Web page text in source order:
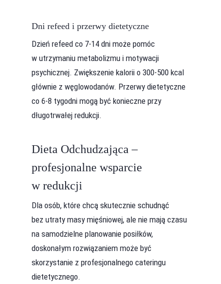
Dni refeed i przerwy dietetyczne
Dzień refeed co 7-14 dni może pomóc
w utrzymaniu metabolizmu i motywacji
psychicznej. Zwiększenie kalorii o 300-500 kcal
głównie z węglowodanów. Przerwy dietetyczne
co 6-8 tygodni mogą być konieczne przy
długotrwałej redukcji.
Dieta Odchudzająca –
profesjonalne wsparcie
w redukcji
Dla osób, które chcą skutecznie schudnąć
bez utraty masy mięśniowej, ale nie mają czasu
na samodzielne planowanie posiłków,
doskonałym rozwiązaniem może być
skorzystanie z profesjonalnego cateringu
dietetycznego.